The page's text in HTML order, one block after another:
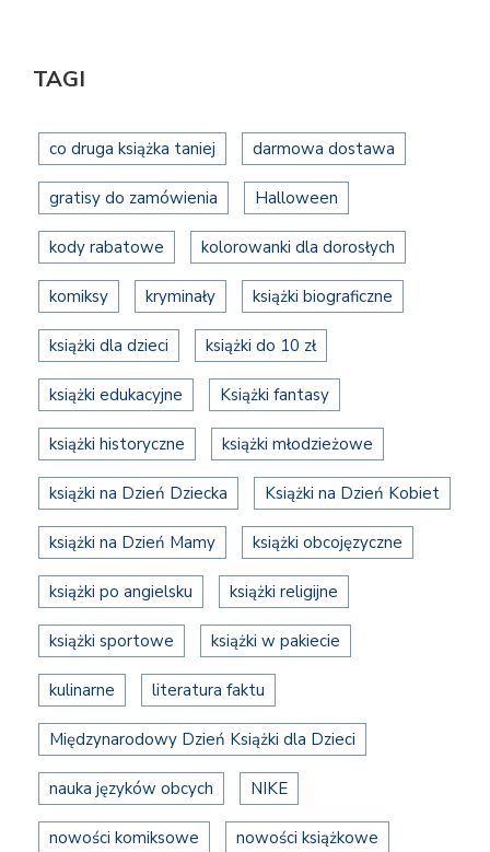
TAGI
co druga książka taniej darmowa dostawa
gratisy do zamówienia Halloween
kody rabatowe kolorowanki dla dorosłych
komiksy kryminały książki biograficzne
książki dla dzieci książki do 10 zł
książki edukacyjne Książki fantasy
książki historyczne książki młodzieżowe
książki na Dzień Dziecka Książki na Dzień Kobiet
książki na Dzień Mamy książki obcojęzyczne
książki po angielsku książki religijne
książki sportowe książki w pakiecie
kulinarne literatura faktu
Międzynarodowy Dzień Książki dla Dzieci
nauka języków obcych NIKE
nowości komiksowe nowości książkowe